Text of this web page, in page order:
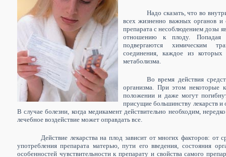
Надо сказать, что во
всех жизненно важных органов и
препарата с несоблюдением дозы
отношению к плоду. Попадая в
подвергаются химическим
соединения, каждое из
метаболизма.
Во время действия
организма. При этом некоторые
положении и даже могут
присущие большинству лекарств
В случае болезни, когда медикамент действительно необходим,
лечебное воздействие может оправдать все.
Действие лекарства на плод зависит от многих факторов: от
употребления препарата матерью, пути его введения, состояния
особенностей чувствительности к препарату и свойства самого